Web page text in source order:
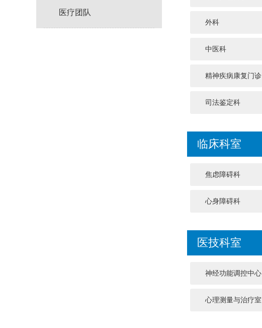
医疗团队
外科
中医科
精神疾病康复门诊
司法鉴定科
临床科室
焦虑障碍科
心身障碍科
医技科室
神经功能调控中心
心理测量与治疗室